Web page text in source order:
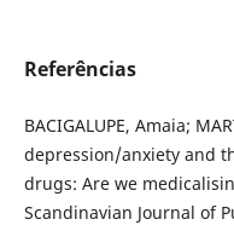
Referências
BACIGALUPE, Amaia;
depression/anxiety and
drugs: Are we
Scandinavian Journal of